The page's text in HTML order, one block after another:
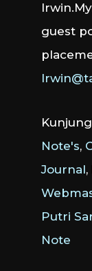
guest
Note's,
Journal,
Putri
Note